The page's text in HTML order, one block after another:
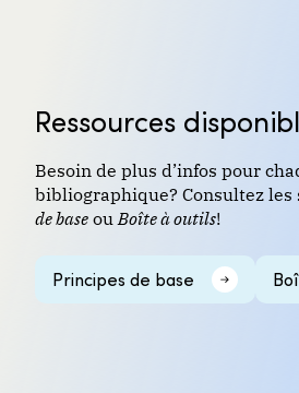
Ressources
Besoin de plus d’infos pour
bibliographique? Consultez les
de baseou Boîte à outils!
Principes de base